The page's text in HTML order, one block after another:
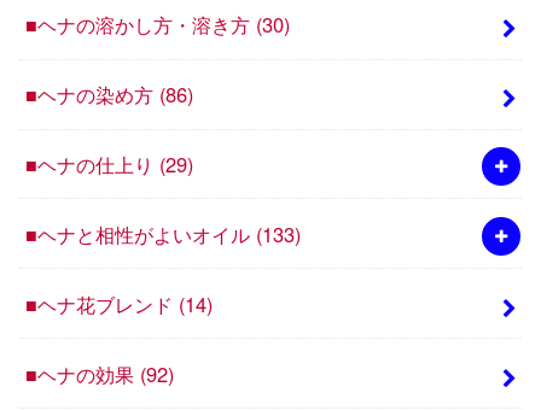
■ヘナの溶かし方・溶き方 (30)
■ヘナの染め方 (86)
■ヘナの仕上り (29)
■ヘナと相性がよいオイル (133)
■ヘナ花ブレンド (14)
■ヘナの効果 (92)